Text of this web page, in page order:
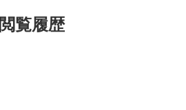
閲覧履歴